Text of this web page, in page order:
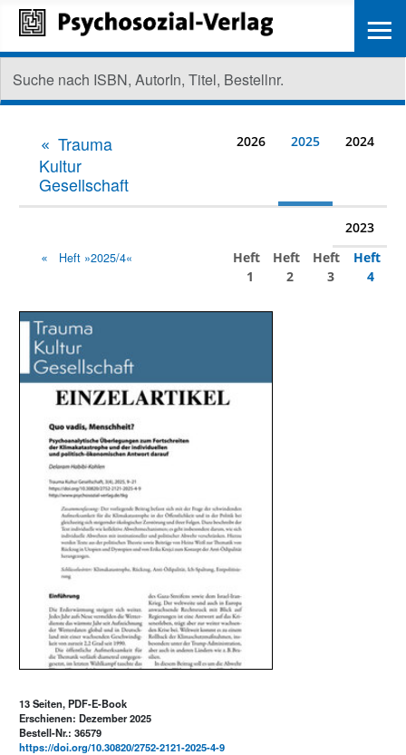
Trauma
Kultur
Gesellschaft
2026 2025 2024
2023
Heft »2025/4«
Heft
1
Heft
2
Heft
3
Heft
4
13 Seiten, PDF-E-Book
Erschienen: Dezember 2025
Bestell-Nr.: 36579
https://doi.org/10.30820/2752-2121-2025-4-9
≡